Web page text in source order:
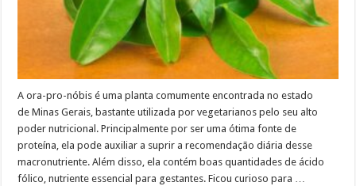
A ora-pro-nóbis é uma planta comumente encontrada no estado
de Minas Gerais, bastante utilizada por vegetarianos pelo seu alto
poder nutricional. Principalmente por ser uma ótima fonte de
proteína, ela pode auxiliar a suprir a recomendação diária desse
macronutriente. Além disso, ela contém boas quantidades de ácido
fólico, nutriente essencial para gestantes. Ficou curioso para …